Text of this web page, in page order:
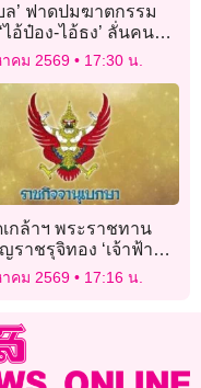
ล’ ฟาดปมฆาตกรรม
ไอ้ป๋อง-ไอ้ธง’ ลั่นคนชั่ว
ได้รับโอกาส หนุน
คม 2569 17:30 น.
กล้าฯ พระราชทาน
ราชรุจิทอง ‘เจ้าฟ้าพัช
ภาฯ-เจ้าฟ้าสิริวัณณว
คม 2569 17:16 น.